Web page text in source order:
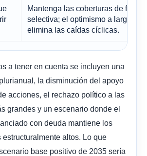
Mantenga las coberturas de forma
selectiva; el optimismo a largo
elimina las caídas cíclicas.
a tener en cuenta se incluyen una
la disminución del apoyo
acciones, el rechazo político a las
grandes y un escenario donde el
con deuda mantiene los
estructuralmente altos. Lo que
base positivo de 2035 sería